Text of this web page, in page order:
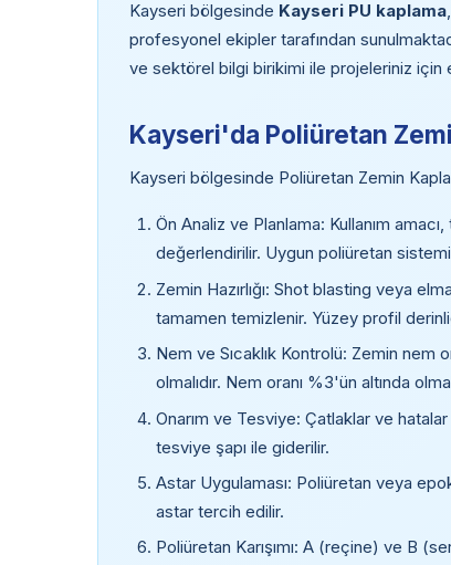
Kayseri bölgesinde Kayseri PU kaplama,
profesyonel ekipler tarafından
ve sektörel bilgi birikimi ile projeleriniz için
Kayseri'da Poliüretan
Kayseri bölgesinde Poliüretan Zemin
Ön Analiz ve Planlama: Kullanım
değerlendirilir. Uygun poliüretan
Zemin Hazırlığı: Shot blasting veya
tamamen temizlenir. Yüzey profil
Nem ve Sıcaklık Kontrolü: Zemin nem
olmalıdır. Nem oranı %3'ün altında
Onarım ve Tesviye: Çatlaklar ve
tesviye şapı ile giderilir.
Astar Uygulaması: Poliüretan veya
astar tercih edilir.
Poliüretan Karışımı: A (reçine) ve B